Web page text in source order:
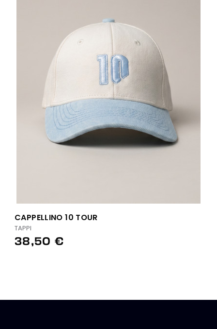
CAPPELLINO 10 TOUR
TAPPI
38,50 €